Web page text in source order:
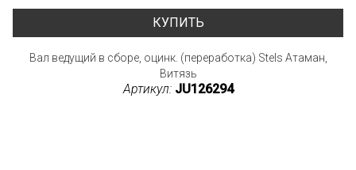
КУПИТЬ
Вал ведущий в сборе, оцинк. (переработка) Stels Атаман,
Витязь
Артикул: JU126294